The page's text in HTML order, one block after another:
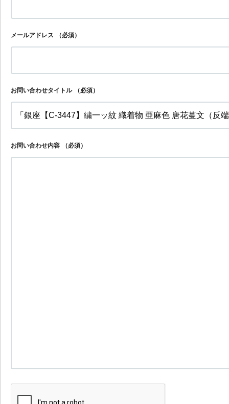
メールアドレス （必須）
お問い合わせタイトル （必須）
お問い合わせ内容 （必須）